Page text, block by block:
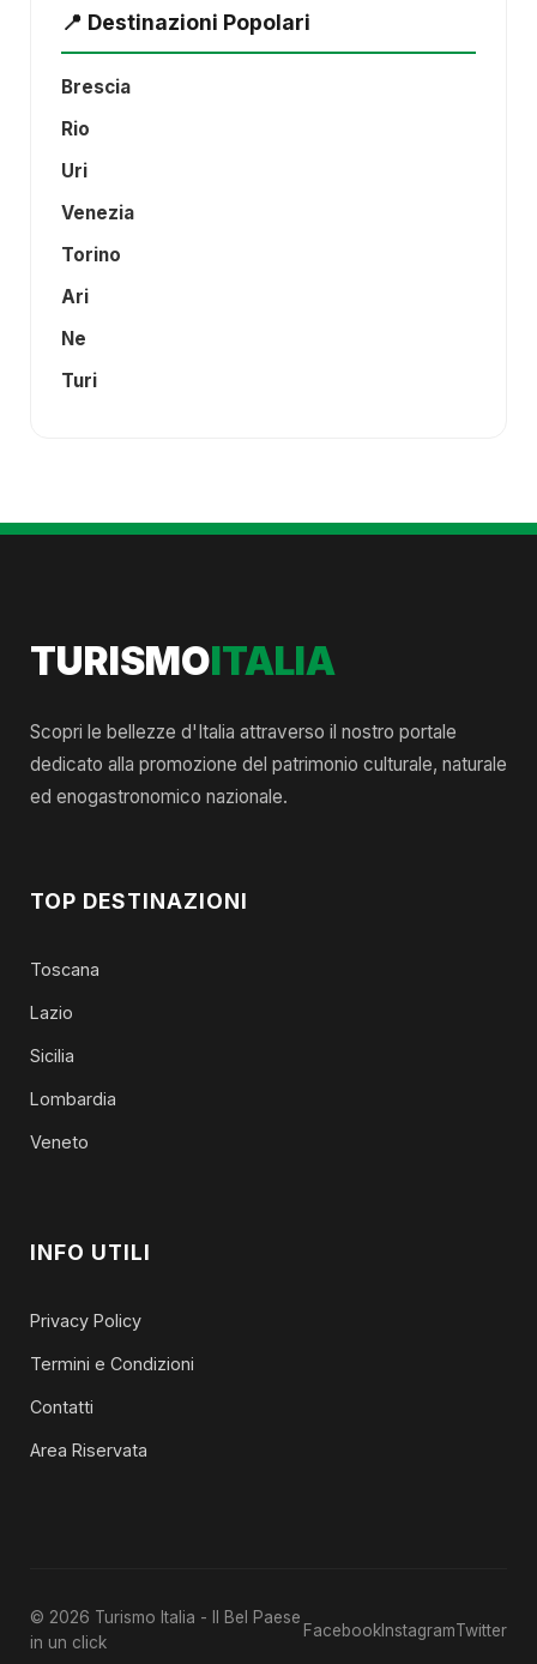
📍 Destinazioni Popolari
Brescia
Rio
Uri
Venezia
Torino
Ari
Ne
Turi
TURISMOITALIA
Scopri le bellezze d'Italia attraverso il nostro portale
dedicato alla promozione del patrimonio culturale, naturale
ed enogastronomico nazionale.
TOP DESTINAZIONI
Toscana
Lazio
Sicilia
Lombardia
Veneto
INFO UTILI
Privacy Policy
Termini e Condizioni
Contatti
Area Riservata
© 2026 Turismo Italia - Il Bel Paese
in un click
Facebook InstagramTwitter